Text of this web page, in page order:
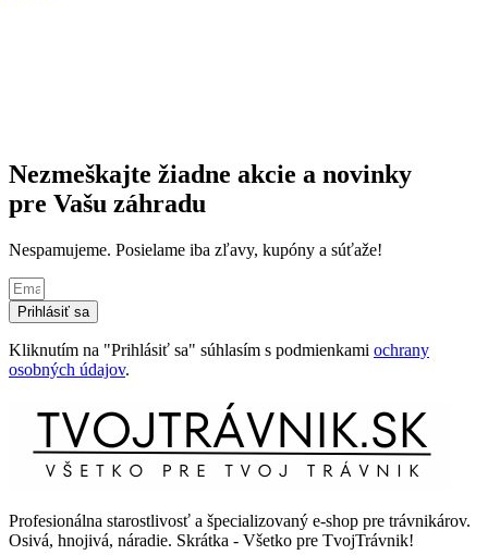
Nezmeškajte žiadne akcie a novinky
pre Vašu záhradu
Nespamujeme. Posielame iba zľavy, kupóny a súťaže!
Prihlásiť sa
Kliknutím na "Prihlásiť sa" súhlasím s podmienkami ochrany
osobných údajov.
Profesionálna starostlivosť a špecializovaný e-shop pre trávnikárov.
Osivá, hnojivá, náradie. Skrátka - Všetko pre TvojTrávnik!